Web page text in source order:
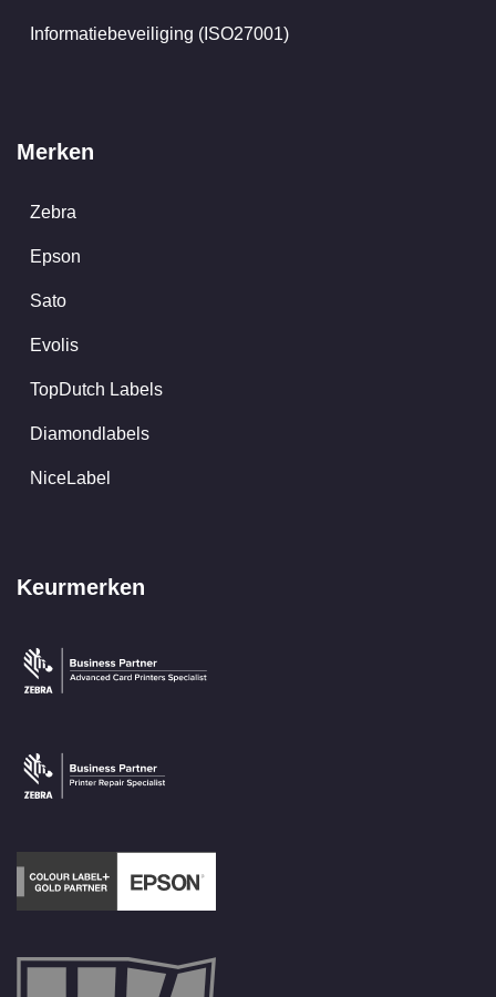
Informatiebeveiliging (ISO27001)
Merken
Zebra
Epson
Sato
Evolis
TopDutch Labels
Diamondlabels
NiceLabel
Keurmerken